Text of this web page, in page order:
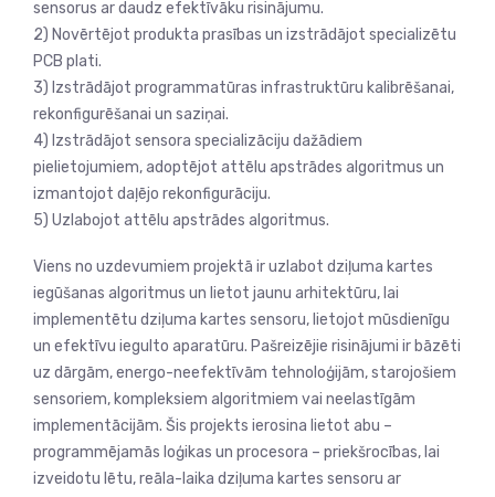
sensorus ar daudz efektīvāku risinājumu.
2) Novērtējot produkta prasības un izstrādājot specializētu
PCB plati.
3) Izstrādājot programmatūras infrastruktūru kalibrēšanai,
rekonfigurēšanai un saziņai.
4) Izstrādājot sensora specializāciju dažādiem
pielietojumiem, adoptējot attēlu apstrādes algoritmus un
izmantojot daļējo rekonfigurāciju.
5) Uzlabojot attēlu apstrādes algoritmus.
Viens no uzdevumiem projektā ir uzlabot dziļuma kartes
iegūšanas algoritmus un lietot jaunu arhitektūru, lai
implementētu dziļuma kartes sensoru, lietojot mūsdienīgu
un efektīvu iegulto aparatūru. Pašreizējie risinājumi ir bāzēti
uz dārgām, energo-neefektīvām tehnoloģijām, starojošiem
sensoriem, kompleksiem algoritmiem vai neelastīgām
implementācijām. Šis projekts ierosina lietot abu –
programmējamās loģikas un procesora – priekšrocības, lai
izveidotu lētu, reāla-laika dziļuma kartes sensoru ar